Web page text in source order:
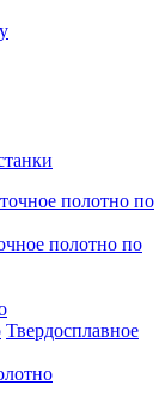
полотно по
полотно по
Твердосплавное